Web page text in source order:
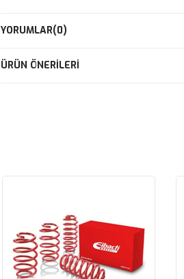
YORUMLAR(0)
ÜRÜN ÖNERILERI